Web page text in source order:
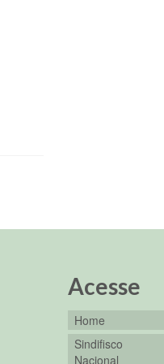
Acesse
Home
Sindifisco
Nacional